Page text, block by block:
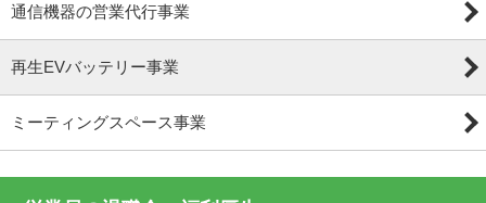
通信機器の営業代行事業
再生EVバッテリー事業
ミーティングスペース事業